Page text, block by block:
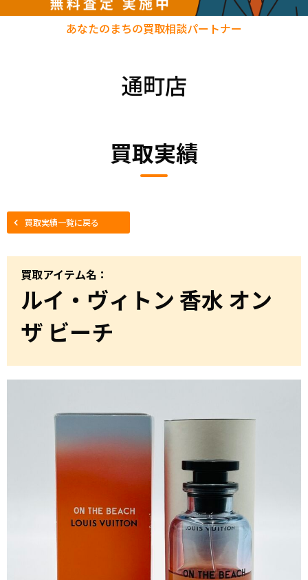
通町店
あなたのまちの買取相談パートナー
買取実績
買取実績一覧に戻る
買取アイテム名：
ルイ・ヴィトン 香水 オン
ザ ビーチ